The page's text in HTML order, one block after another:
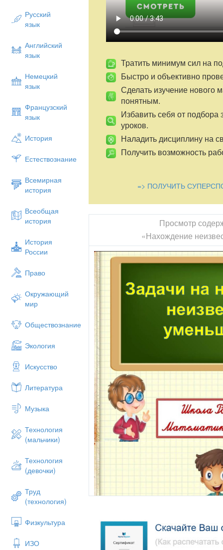
Русский
язык
Английский
язык
Немецкий
язык
Французский
язык
История
Естествознание
Всемирная
история
Всеобщая
история
История
России
Право
Окружающий
мир
Обществознание
Экология
Искусство
Литература
Музыка
Технология
(мальчики)
Технология
(девочки)
Труд
(технология)
Физкультура
ИЗО
Тратить минимум сил на
Быстро и объективно
Сделать изучение нового
понятным.
Избавить себя от подбора
уроков.
Наладить дисциплину на
Получить возможность
=> ПОЛУЧИТЬ
Просмотр
«Нахождение